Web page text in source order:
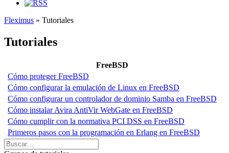
Fleximus » Tutoriales
Tutoriales
FreeBSD
Cómo proteger FreeBSD
Cómo configurar la emulación de Linux en FreeBSD
Cómo configurar un controlador de dominio Samba en FreeBSD
Cómo instalar Avira AntiVir WebGate en FreeBSD
Cómo cumplir con la normativa PCI DSS en FreeBSD
Primeros pasos con la programación en Erlang en FreeBSD